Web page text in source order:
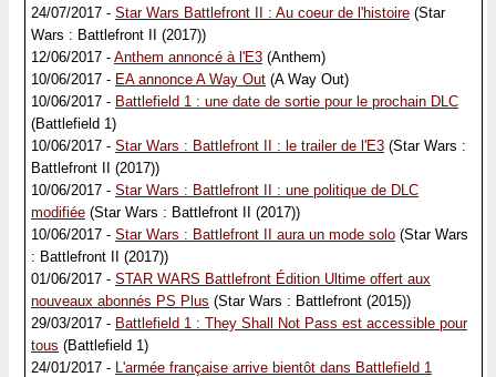
24/07/2017 - Star Wars Battlefront II : Au coeur de l'histoire (Star
Wars : Battlefront II (2017))
12/06/2017 - Anthem annoncé à l'E3 (Anthem)
10/06/2017 - EA annonce A Way Out (A Way Out)
10/06/2017 - Battlefield 1 : une date de sortie pour le prochain DLC
(Battlefield 1)
10/06/2017 - Star Wars : Battlefront II : le trailer de l'E3 (Star Wars :
Battlefront II (2017))
10/06/2017 - Star Wars : Battlefront II : une politique de DLC
modifiée (Star Wars : Battlefront II (2017))
10/06/2017 - Star Wars : Battlefront II aura un mode solo (Star Wars
: Battlefront II (2017))
01/06/2017 - STAR WARS Battlefront Édition Ultime offert aux
nouveaux abonnés PS Plus (Star Wars : Battlefront (2015))
29/03/2017 - Battlefield 1 : They Shall Not Pass est accessible pour
tous (Battlefield 1)
24/01/2017 - L'armée française arrive bientôt dans Battlefield 1